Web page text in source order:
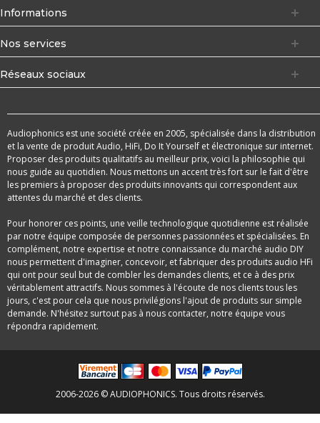
Informations
Nos services
Réseaux sociaux
Audiophonics est une société créée en 2005, spécialisée dans la distribution
et la vente de produit Audio, HiFi, Do It Yourself et électronique sur internet.
Proposer des produits qualitatifs au meilleur prix, voici la philosophie qui
nous guide au quotidien. Nous mettons un accent très fort sur le fait d'être
les premiers à proposer des produits innovants qui correspondent aux
attentes du marché et des clients.
Pour honorer ces points, une veille technologique quotidienne est réalisée
par notre équipe composée de personnes passionnées et spécialisées. En
complément, notre expertise et notre connaissance du marché audio DIY
nous permettent d'imaginer, concevoir, et fabriquer des produits audio HFi
qui ont pour seul but de combler les demandes clients, et ce à des prix
véritablement attractifs. Nous sommes à l'écoute de nos clients tous les
jours, c'est pour cela que nous privilégions l'ajout de produits sur simple
demande. N'hésitez surtout pas à nous contacter, notre équipe vous
répondra rapidement.
2006-2026 © AUDIOPHONICS. Tous droits réservés.